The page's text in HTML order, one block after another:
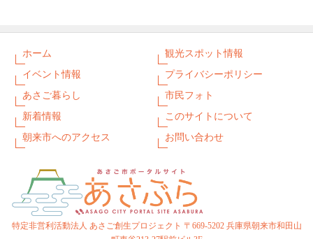
ホーム
観光スポット情報
イベント情報
プライバシーポリシー
あさご暮らし
市民フォト
新着情報
このサイトについて
朝来市へのアクセス
お問い合わせ
特定非営利活動法人 あさご創生プロジェクト 〒669-5202 兵庫県朝来市和田山